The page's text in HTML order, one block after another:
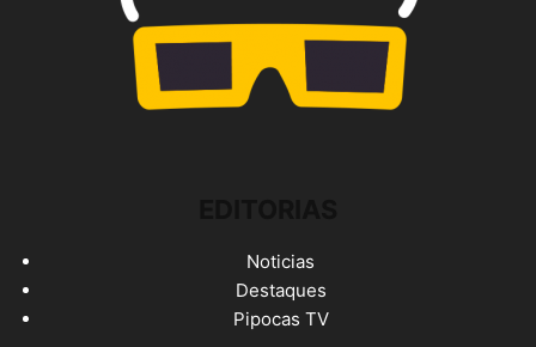
Noticias
Destaques
Pipocas TV